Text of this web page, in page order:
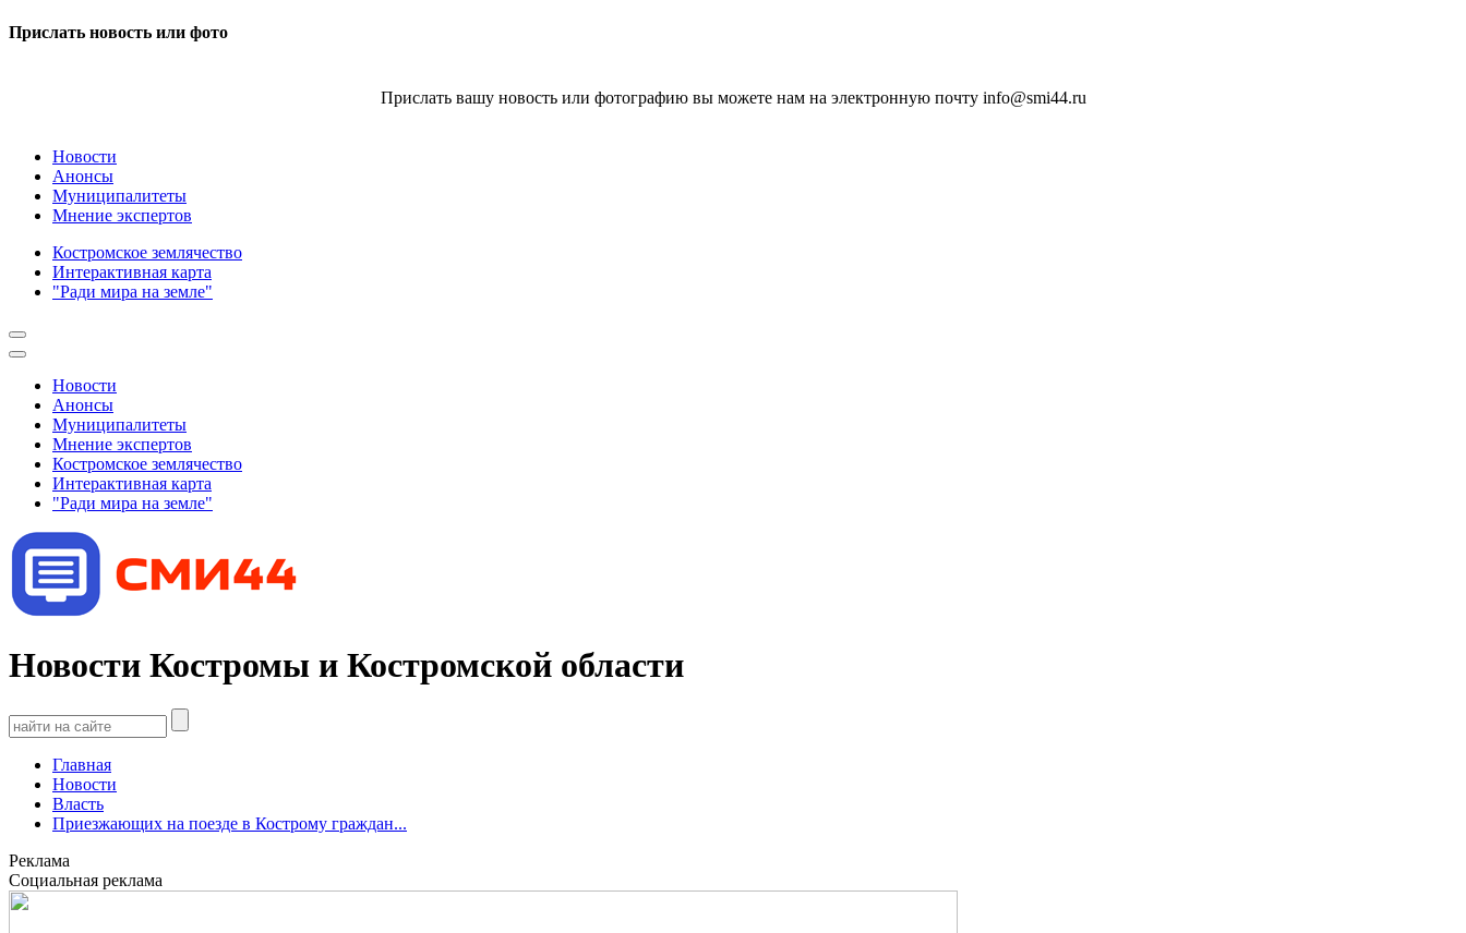
Прислать новость или фото
Прислать вашу новость или фотографию вы можете нам на электронную почту info@smi44.ru
Новости
Анонсы
Муниципалитеты
Мнение экспертов
Костромское землячество
Интерактивная карта
"Ради мира на земле"
Новости
Анонсы
Муниципалитеты
Мнение экспертов
Костромское землячество
Интерактивная карта
"Ради мира на земле"
Новости Костромы и Костромской области
Главная
Новости
Власть
Приезжающих на поезде в Кострому граждан...
Реклама
Социальная реклама